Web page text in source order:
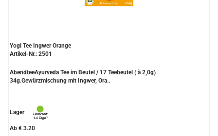
Yogi Tee Ingwer Orange
Artikel-Nr.: 2501
AbendteeAyurveda Tee im Beutel / 17 Teebeutel ( à 2,0g)
34g.Gewürzmischung mit Ingwer, Ora..
Lager
Ab € 3.20